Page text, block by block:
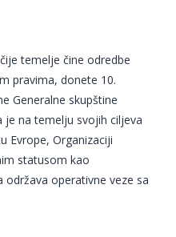
temelje čine odredbe
pravima, donete 10.
Generalne skupštine
je na temelju svojih ciljeva
Evrope, Organizaciji
statusom kao
operativne veze sa